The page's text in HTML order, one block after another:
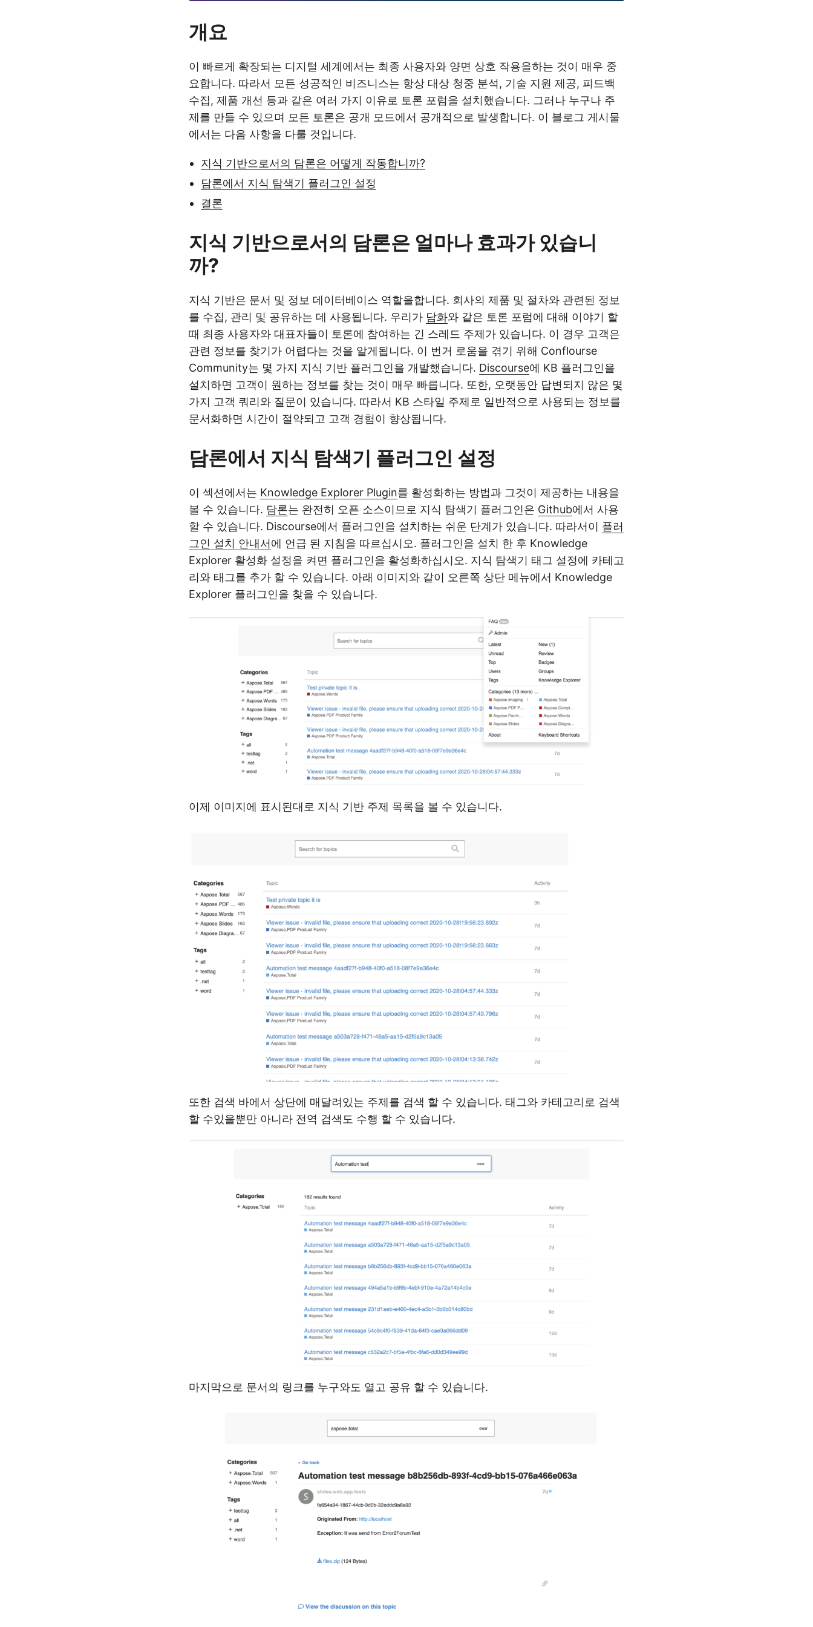
개요
이 빠르게 확장되는 디지털 세계에서는 최종 사용자와 양면 상호 작용을하는 것이 매우 중
요합니다. 따라서 모든 성공적인 비즈니스는 항상 대상 청중 분석, 기술 지원 제공, 피드백
수집, 제품 개선 등과 같은 여러 가지 이유로 토론 포럼을 설치했습니다. 그러나 누구나 주
제를 만들 수 있으며 모든 토론은 공개 모드에서 공개적으로 발생합니다. 이 블로그 게시물
에서는 다음 사항을 다룰 것입니다.
지식 기반으로서의 담론은 어떻게 작동합니까?
담론에서 지식 탐색기 플러그인 설정
결론
지식 기반으로서의 담론은 얼마나 효과가 있습니
까?
지식 기반은 문서 및 정보 데이터베이스 역할을합니다. 회사의 제품 및 절차와 관련된 정보
를 수집, 관리 및 공유하는 데 사용됩니다. 우리가 담화와 같은 토론 포럼에 대해 이야기 할
때 최종 사용자와 대표자들이 토론에 참여하는 긴 스레드 주제가 있습니다. 이 경우 고객은
관련 정보를 찾기가 어렵다는 것을 알게됩니다. 이 번거 로움을 겪기 위해 Conflourse
Community는 몇 가지 지식 기반 플러그인을 개발했습니다. Discourse에 KB 플러그인을
설치하면 고객이 원하는 정보를 찾는 것이 매우 빠릅니다. 또한, 오랫동안 답변되지 않은 몇
가지 고객 쿼리와 질문이 있습니다. 따라서 KB 스타일 주제로 일반적으로 사용되는 정보를
문서화하면 시간이 절약되고 고객 경험이 향상됩니다.
담론에서 지식 탐색기 플러그인 설정
이 섹션에서는 Knowledge Explorer Plugin를 활성화하는 방법과 그것이 제공하는 내용을
볼 수 있습니다. 담론는 완전히 오픈 소스이므로 지식 탐색기 플러그인은 Github에서 사용
할 수 있습니다. Discourse에서 플러그인을 설치하는 쉬운 단계가 있습니다. 따라서이 플러
그인 설치 안내서에 언급 된 지침을 따르십시오. 플러그인을 설치 한 후 Knowledge
Explorer 활성화 설정을 켜면 플러그인을 활성화하십시오. 지식 탐색기 태그 설정에 카테고
리와 태그를 추가 할 수 있습니다. 아래 이미지와 같이 오른쪽 상단 메뉴에서 Knowledge
Explorer 플러그인을 찾을 수 있습니다.
이제 이미지에 표시된대로 지식 기반 주제 목록을 볼 수 있습니다.
또한 검색 바에서 상단에 매달려있는 주제를 검색 할 수 있습니다. 태그와 카테고리로 검색
할 수있을뿐만 아니라 전역 검색도 수행 할 수 있습니다.
마지막으로 문서의 링크를 누구와도 열고 공유 할 수 있습니다.